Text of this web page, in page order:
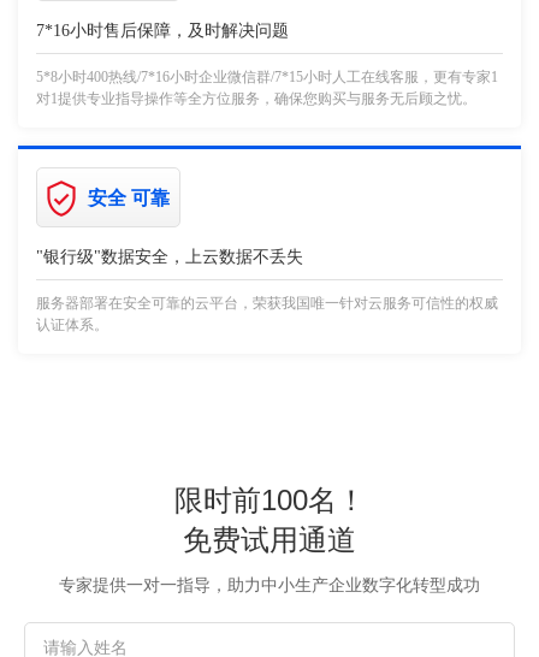
7*16小时售后保障，及时解决问题
5*8小时400热线/7*16小时企业微信群/7*15小时人工在线客服，更有专家1
对1提供专业指导操作等全方位服务，确保您购买与服务无后顾之忧。
安全 可靠
"银行级"数据安全，上云数据不丢失
服务器部署在安全可靠的云平台，荣获我国唯一针对云服务可信性的权威
认证体系。
限时前100名！
免费试用通道
专家提供一对一指导，助力中小生产企业数字化转型成功